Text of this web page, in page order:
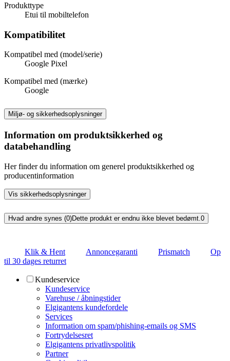
Produkttype
Etui til mobiltelefon
Kompatibilitet
Kompatibel med (model/serie)
Google Pixel
Kompatibel med (mærke)
Google
Miljø- og sikkerhedsoplysninger
Information om produktsikkerhed og
databehandling
Her finder du information om generel produktsikkerhed og
producentinformation
Vis sikkerhedsoplysninger
Hvad andre synes (0)Dette produkt er endnu ikke blevet bedømt. 0
Klik & Hent Annoncegaranti Prismatch
Op
til 30 dages returret
Kundeservice
Kundeservice
Varehuse / åbningstider
Elgigantens kundefordele
Services
Information om spam/phishing-emails og SMS
Fortrydelsesret
Elgigantens privatlivspolitik
Partner